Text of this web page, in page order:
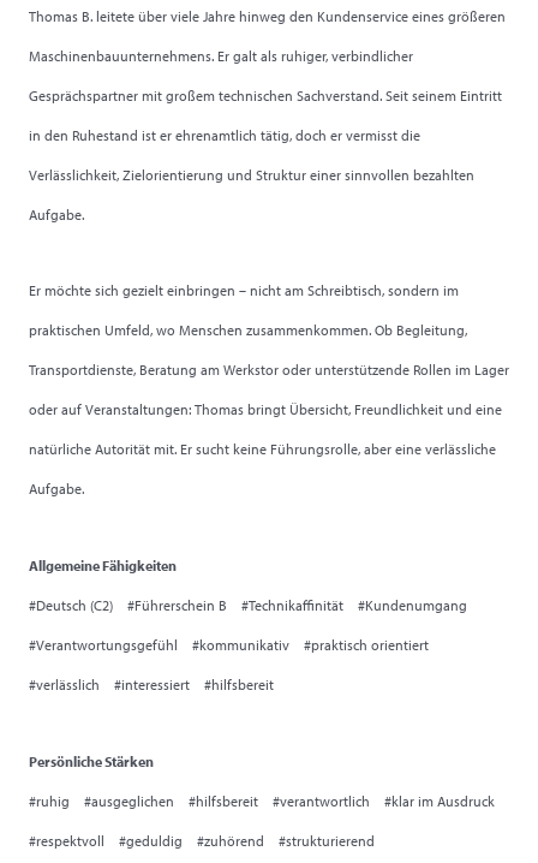
Thomas B. leitete über viele Jahre hinweg den Kundenservice eines größeren
Maschinenbauunternehmens. Er galt als ruhiger, verbindlicher
Gesprächspartner mit großem technischen Sachverstand. Seit seinem Eintritt
in den Ruhestand ist er ehrenamtlich tätig, doch er vermisst die
Verlässlichkeit, Zielorientierung und Struktur einer sinnvollen bezahlten
Aufgabe.
Er möchte sich gezielt einbringen – nicht am Schreibtisch, sondern im
praktischen Umfeld, wo Menschen zusammenkommen. Ob Begleitung,
Transportdienste, Beratung am Werkstor oder unterstützende Rollen im Lager
oder auf Veranstaltungen: Thomas bringt Übersicht, Freundlichkeit und eine
natürliche Autorität mit. Er sucht keine Führungsrolle, aber eine verlässliche
Aufgabe.
Allgemeine Fähigkeiten
#Deutsch (C2) #Führerschein B #Technikaffinität #Kundenumgang
#Verantwortungsgefühl #kommunikativ #praktisch orientiert
#verlässlich #interessiert #hilfsbereit
Persönliche Stärken
#ruhig #ausgeglichen #hilfsbereit #verantwortlich #klar im Ausdruck
#respektvoll #geduldig #zuhörend #strukturierend